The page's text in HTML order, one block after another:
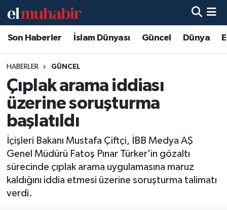
Son Haberler İslam Dünyası Güncel Dünya
HABERLER GÜNCEL
Çıplak arama iddiası
üzerine soruşturma
başlatıldı
İçişleri Bakanı Mustafa Çiftçi, İBB Medya AŞ
Genel Müdürü Fatoş Pınar Türker'in gözaltı
sürecinde çıplak arama uygulamasına maruz
kaldığını iddia etmesi üzerine soruşturma talimatı
verdi.
Hava Durumu
Trafik Durumu
Süper Lig Puan Durumu ve Fikstür
Tüm Manşetler
Son Dakika Haberleri
Haber Arşivi